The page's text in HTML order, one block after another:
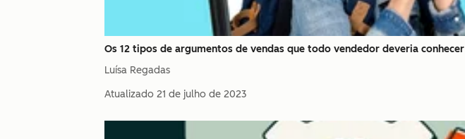
Os 12 tipos de argumentos de vendas que todo vendedor deveria conhecer
Luísa Regadas
Atualizado 21 de julho de 2023